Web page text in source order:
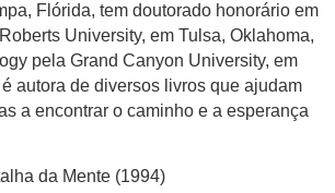
Flórida, tem doutorado honorário em
University, em Tulsa, Oklahoma,
pela Grand Canyon University, em
autora de diversos livros que ajudam
a encontrar o caminho e a esperança
da Mente (1994)